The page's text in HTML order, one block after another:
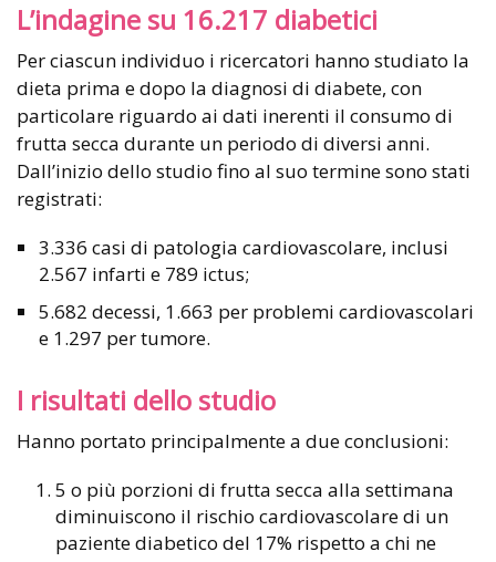
L’indagine su 16.217 diabetici
Per ciascun individuo i ricercatori hanno studiato la
dieta prima e dopo la diagnosi di diabete, con
particolare riguardo ai dati inerenti il consumo di
frutta secca durante un periodo di diversi anni.
Dall’inizio dello studio fino al suo termine sono stati
registrati:
3.336 casi di patologia cardiovascolare, inclusi
2.567 infarti e 789 ictus;
5.682 decessi, 1.663 per problemi cardiovascolari
e 1.297 per tumore.
I risultati dello studio
Hanno portato principalmente a due conclusioni:
5 o più porzioni di frutta secca alla settimana
diminuiscono il rischio cardiovascolare di un
paziente diabetico del 17% rispetto a chi ne